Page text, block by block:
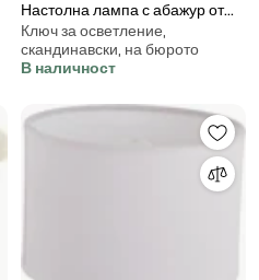
Настолна лампа с абажур от
юта в черен и естествен цвят
(височина 32,5 cm) Montagna -
Markslöjd
Ключ за осветление,
скандинавски, на бюрото
В наличност